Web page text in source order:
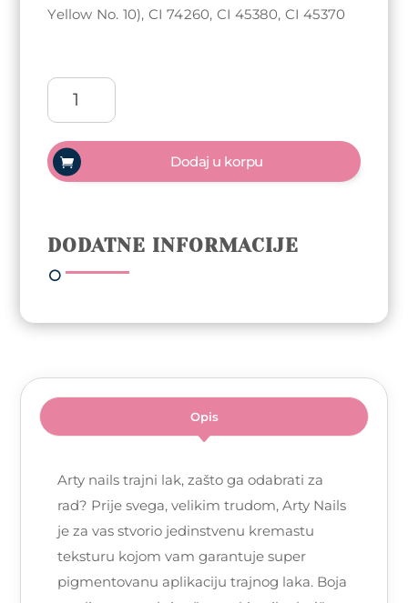
Yellow No. 10), CI 74260, CI 45380, CI 45370
Arty
Nails
trajni
lak
5ml
Bird
količina
Dodaj u korpu
DODATNE INFORMACIJE
Opis
Arty nails trajni lak, zašto ga odabrati za
rad? Prije svega, velikim trudom, Arty Nails
je za vas stvorio jedinstvenu kremastu
teksturu kojom vam garantuje super
pigmentovanu aplikaciju trajnog laka. Boja